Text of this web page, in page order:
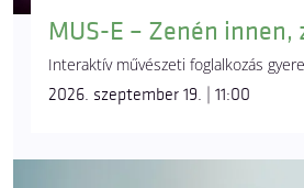
MUS-E – Zenén innen,
Interaktív művészeti foglalkozás
2026. szeptember 19. | 11:00